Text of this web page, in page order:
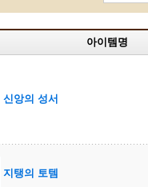
아이템명
신앙의 성서
지탱의 토템